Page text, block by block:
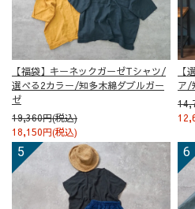
【福袋】キーネックガーゼTシャツ/
選べる2カラー/知多木綿ダブルガー
ゼ
19,360円(税込)
18,150円(税込)
【
ア/